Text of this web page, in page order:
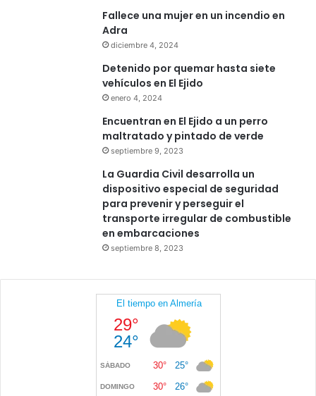
Fallece una mujer en un incendio en
Adra
diciembre 4, 2024
Detenido por quemar hasta siete
vehículos en El Ejido
enero 4, 2024
Encuentran en El Ejido a un perro
maltratado y pintado de verde
septiembre 9, 2023
La Guardia Civil desarrolla un
dispositivo especial de seguridad
para prevenir y perseguir el
transporte irregular de combustible
en embarcaciones
septiembre 8, 2023